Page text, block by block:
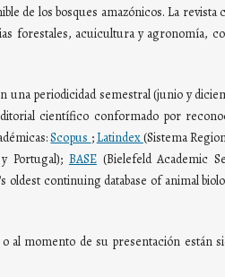
de los bosques amazónicos. La revista
forestales, acuicultura y agronomía,
una periodicidad semestral (junio y
científico conformado por
Scopus ; Latindex(Sistema
Portugal); BASE(Bielefeld Academic
oldest continuing database of animal
al momento de su presentación están